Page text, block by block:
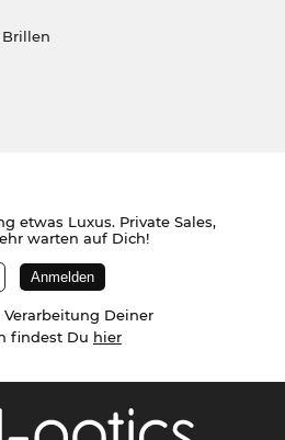
etwas Luxus. Private Sales,
warten auf Dich!
Deiner
findest Du hier